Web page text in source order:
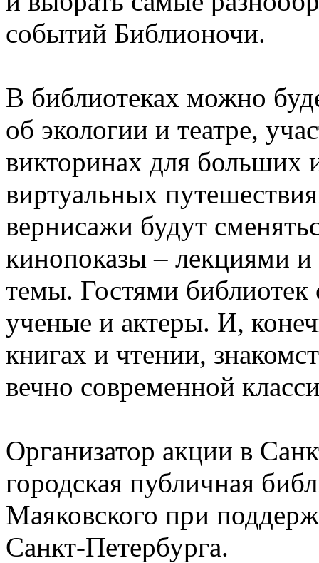
событий Библионочи.
В библиотеках можно
об экологии и театре,
викторинах для больших
виртуальных
вернисажи будут
кинопоказы – лекциями и
темы. Гостями библиотек
ученые и актеры. И,
книгах и чтении,
вечно современной
Организатор акции в
городская публичная
Маяковского при
Санкт-Петербурга.